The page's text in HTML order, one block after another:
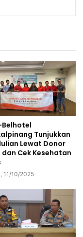
Belhotel
Tunjukkan
Lewat Donor
dan Cek Kesehatan
11/10/2025